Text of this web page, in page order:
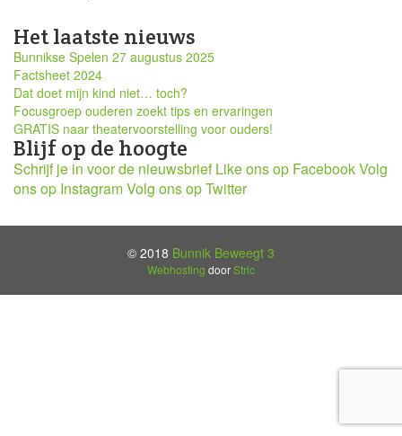
Het laatste nieuws
Bunnikse Spelen 27 augustus 2025
Factsheet 2024
Dat doet mijn kind niet… toch?
Focusgroep ouderen zoekt tips en ervaringen
GRATIS naar theatervoorstelling voor ouders!
Blijf op de hoogte
Schrijf je in voor de nieuwsbrief Like ons op FacebookVolg
ons op InstagramVolg ons op Twitter
© 2018 Bunnik Beweegt 3
Webhosting doorStric